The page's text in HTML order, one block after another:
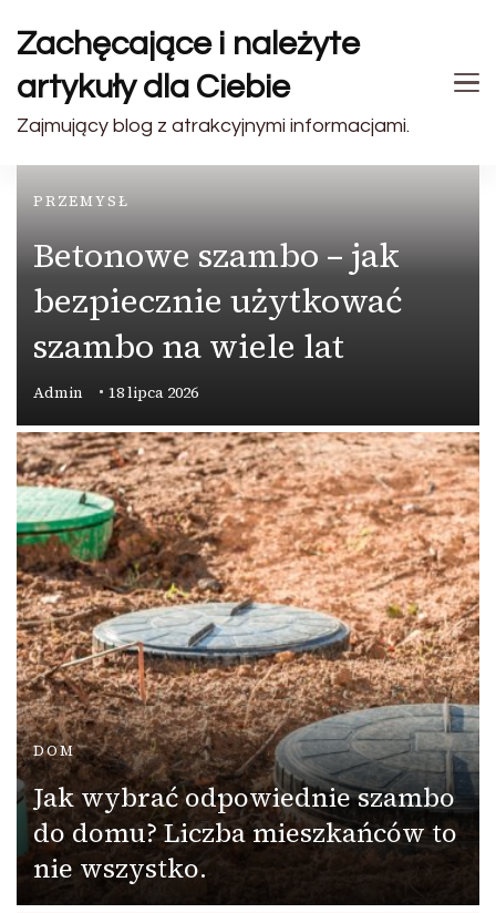
Zachęcające i należyte
artykuły dla Ciebie
Zajmujący blog z atrakcyjnymi informacjami.
PRZEMYSŁ
Betonowe szambo – jak
bezpiecznie użytkować
szambo na wiele lat
Admin 18 lipca 2026
DOM
Jak wybrać odpowiednie szambo
do domu? Liczba mieszkańców to
nie wszystko.